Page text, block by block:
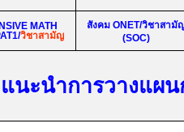
MATH
วิชาสามัญ
สังคม ONET/วิชาสามั
(SOC)
นะนำการวางแผน